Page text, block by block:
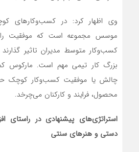
وی اظهار کرد: در کسب‌وکارهای
موسس مجموعه است که موفقیت را
کسب‌وکار متوسط مدیران تاثیر
بزرگ کار تیمی مهم است. مارکوس
چالش یا موفقیت کسب‌وکار کوچک
محصول، فرایند و کارکنان می‌چرخد.
استراتژی‌های پیشنهادی در راستای
دستی و هنرهای سنتی